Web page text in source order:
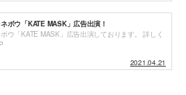
ボウ「KATE MASK」広告出演！
ウ「KATE MASK」広告出演しております。 詳しく
2021.04.21